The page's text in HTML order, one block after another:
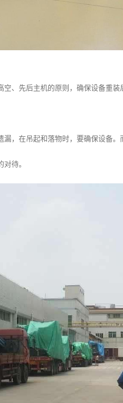
、先后主机的原则，确保设备重
，在吊起和落物时，要确保设备
待。